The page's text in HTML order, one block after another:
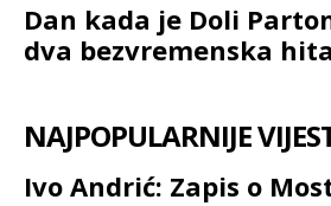
Dan kada je Doli
dva bezvremenska hita
NAJPOPULARNIJE
Ivo Andrić: Zapis o